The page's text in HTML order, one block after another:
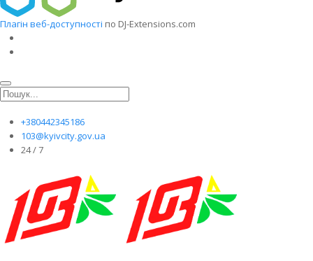
Плагін веб-доступності по DJ-Extensions.com
+380442345186
103@kyivcity.gov.ua
24 / 7